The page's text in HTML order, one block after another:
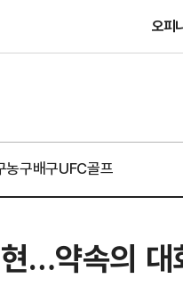
오피
농구배구UFC골프
…약속의 대